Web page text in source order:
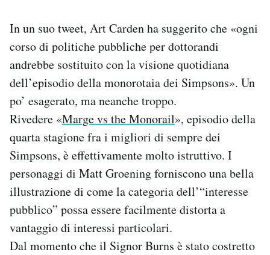
NEWSLETTER
I MIEI PREFERITI
SHOP
CALENDARIO
AREA PERSONALE
Area Personale
Newsletter
Notifiche mobile
In un suo tweet, Art Carden ha suggerito che «ogni
corso di politiche pubbliche per dottorandi
andrebbe sostituito con la visione quotidiana
dell’episodio della monorotaia dei Simpsons». Un
po’ esagerato, ma neanche troppo.
Rivedere «Marge vs the Monorail», episodio della
quarta stagione fra i migliori di sempre dei
Simpsons, è effettivamente molto istruttivo. I
personaggi di Matt Groening forniscono una bella
illustrazione di come la categoria dell’“interesse
pubblico” possa essere facilmente distorta a
vantaggio di interessi particolari.
Dal momento che il Signor Burns è stato costretto